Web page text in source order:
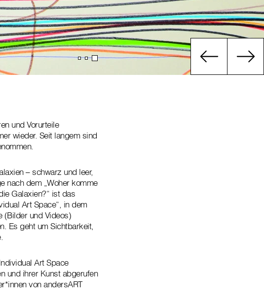
und Vorurteile
wieder. Seit langem sind
– schwarz und leer,
nach dem „Woher komme
Galaxien?“ ist das
Art Space“, in dem
(Bilder und Videos)
Es geht um Sichtbarkeit,
Art Space
und ihrer Kunst abgerufen
von andersART